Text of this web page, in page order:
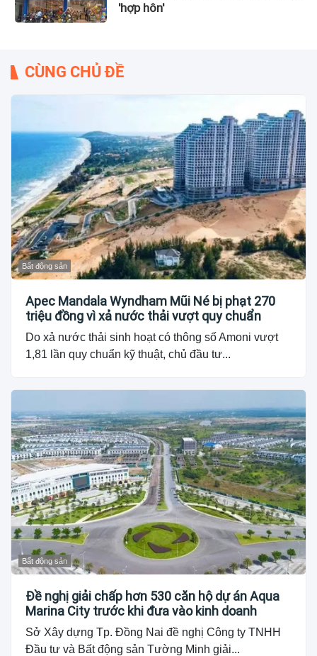
'hợp hôn'
CÙNG CHỦ ĐỀ
Bất động sản
Apec Mandala Wyndham Mũi Né bị phạt 270
triệu đồng vì xả nước thải vượt quy chuẩn
Do xả nước thải sinh hoạt có thông số Amoni vượt
1,81 lần quy chuẩn kỹ thuật, chủ đầu tư...
Bất động sản
Đề nghị giải chấp hơn 530 căn hộ dự án Aqua
Marina City trước khi đưa vào kinh doanh
Sở Xây dựng Tp. Đồng Nai đề nghị Công ty TNHH
Đầu tư và Bất động sản Tường Minh giải...